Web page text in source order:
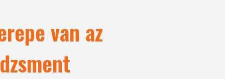
van az